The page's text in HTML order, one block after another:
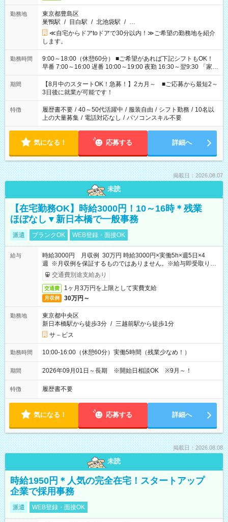
勤務地
東京都豊島区
巣鴨駅 / 目白駅 / 北池袋駅 / …
≪自宅からドアtoドアで30分以内！≫ご希望の勤務地を紹介
します。
勤務時間
9:00～18:00（休憩60分） ■ご希望があれば下記シフトもOK！
早番 7:00～16:00 遅番 10:00～19:00 夜勤 16:30～翌9:30 「家族
と休みを合わせたい」 「余裕を持って夕飯の準備がしたい」
「できれば残業はしたくない」 など、ご希望を教えてください
ね。 ※Wワーク希望の方へ 今ご覧のお仕事で希望する勤務時間
と、もう1つのお仕事の勤務時間。 合計で週40時間を超える場
合は応募できません。
期間
【8月中のスタートOK！急募！】2カ月～ ■ご応募から最短2～
3日後に就業が可能です！
特徴 履歴書不要 / 40～50代活躍中 / 服装自由 / シフト勤務 / 10名以
上の大量募集 / 電話対応なし / パソコンスキル不要
気になる！ 応募する 詳細へ
掲載日：2026.08.07
未読
【在宅勤務OK】時給3000円！10～16時＊残業
ほぼなし▼新日本橋で一般事務
派遣 ブランクOK WEB登録・面接OK
給与
時給3000円 月収例 30万円 時給3000円×実働5h×週5日×4
週 ※月収例を保証するものではありません。※給与即受取りサ
ービス利用可（利用条件有）
交通費別途支給あり
交通費 1ヶ月3万円を上限として実費支給
月収例 30万円～
勤務地
東京都中央区
新日本橋駅から徒歩3分 / 三越前駅から徒歩1分
サ－ビス
勤務時間 10:00-16:00（休憩60分）実働5時間（残業少なめ！）
期間 2026年09月01日～長期 ※開始日相談OK ※9月～！
特徴 履歴書不要
気になる！ 応募する 詳細へ
掲載日：2026.08.08
未読
時給1950円＊人気の完全在宅！スタートアップ
企業で採用事務
派遣 WEB登録・面接OK